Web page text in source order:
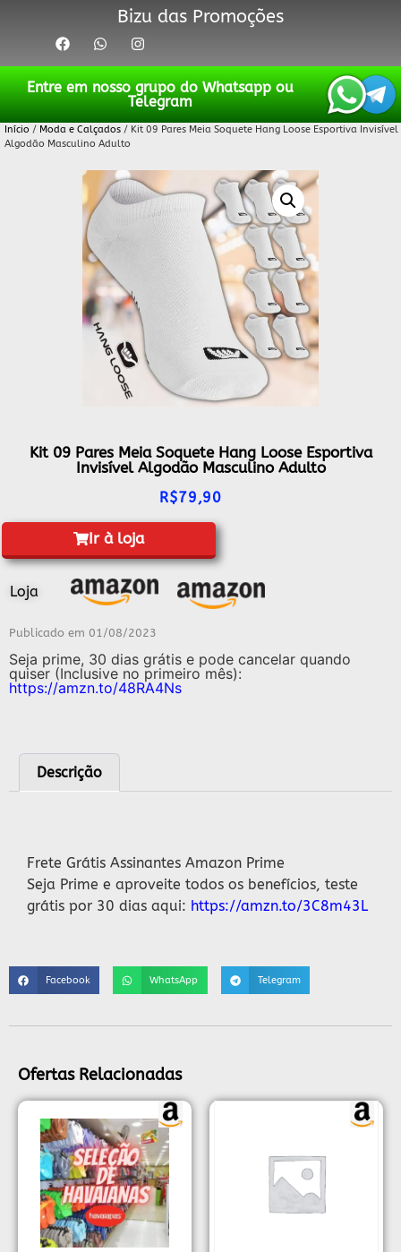
Bizu das Promoções
Entre em nosso grupo do Whatsapp ou
Telegram
Início / Moda e Calçados / Kit 09 Pares Meia Soquete Hang Loose Esportiva Invisível
Algodão Masculino Adulto
Kit 09 Pares Meia Soquete Hang Loose Esportiva
Invisível Algodão Masculino Adulto
R$79,90
Ir à loja
Loja
Publicado em 01/08/2023
Seja prime, 30 dias grátis e pode cancelar quando
quiser (Inclusive no primeiro mês):
https://amzn.to/48RA4Ns
Descrição
Frete Grátis Assinantes Amazon Prime
Seja Prime e aproveite todos os benefícios, teste
grátis por 30 dias aqui: https://amzn.to/3C8m43L
Facebook WhatsApp Telegram
Ofertas Relacionadas